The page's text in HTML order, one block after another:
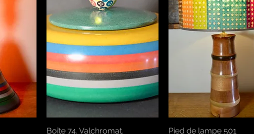
Aperçu rapide
Boîte 74. Valchromat. Aperçu rapide
Pied de lampe 501